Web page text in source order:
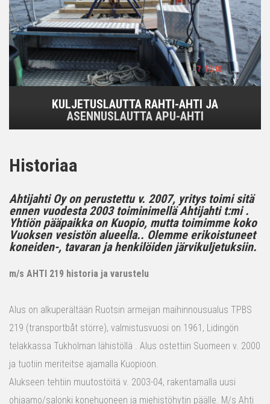
KULJETUSLAUTTA RAHTI-AHTI JA
ASENNUSLAUTTA APU-AHTI
Historiaa
Ahtijahti Oy on perustettu v. 2007, yritys toimi sitä
ennen vuodesta 2003 toiminimellä Ahtijahti t:mi .
Yhtiön pääpaikka on Kuopio, mutta toimimme koko
Vuoksen vesistön alueella.. Olemme erikoistuneet
koneiden-, tavaran ja henkilöiden järvikuljetuksiin.
m/s AHTI 219 historia ja varustelu
Alus on alkuperältään Ruotsin armeijan maihinnousualus TPBS
219 (transportbåt större), valmistusvuosi on 1961, Lidingön
telakkassa Tukholman lähistöllä . Alus ostettiin Suomeen v. 2000
ja tuotiin meriteitse ajamalla Kuopioon.
Alukseen tehtiin muutostöitä v. 2003-04, rakentamalla uusi
ohjaamo/salonki konehuoneen ja miehistöhytin päälle. M/s Ahti